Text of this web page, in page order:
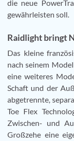
die neue
gewährleisten soll.
Raidlight bringt
Das kleine
nach seinem
eine weiteres
Schaft und der
abgetrennte,
Toe Flex
Zwischen- und
Großzehe eine